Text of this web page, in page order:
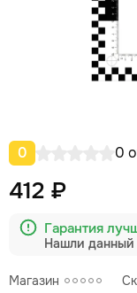
0 0
Магазин
412 ₽
Гарантия
Нашли данный